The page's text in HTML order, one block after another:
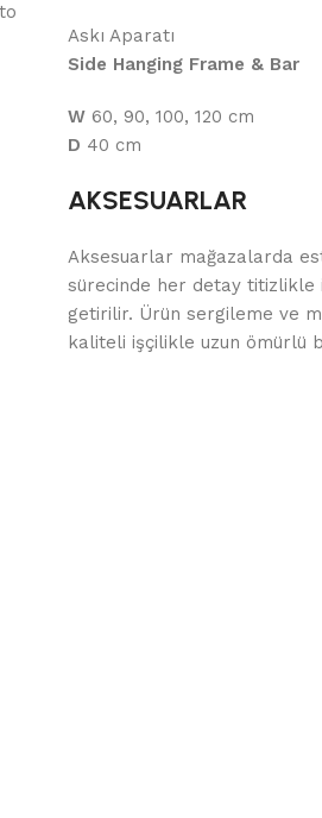
Askı Aparatı
Side Hanging Frame & Bar
W 60, 90, 100, 120 cm
D 40 cm
AKSESUARLAR
Aksesuarlar mağazalarda
sürecinde her detay titizlikle
getirilir. Ürün sergileme ve
kaliteli işçilikle uzun ömürlü